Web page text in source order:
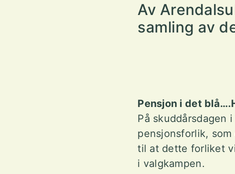
Av
samling av
Pensjon i det
På skuddårsdagen
pensjonsforlik,
til at dette forliket
i valgkampen.